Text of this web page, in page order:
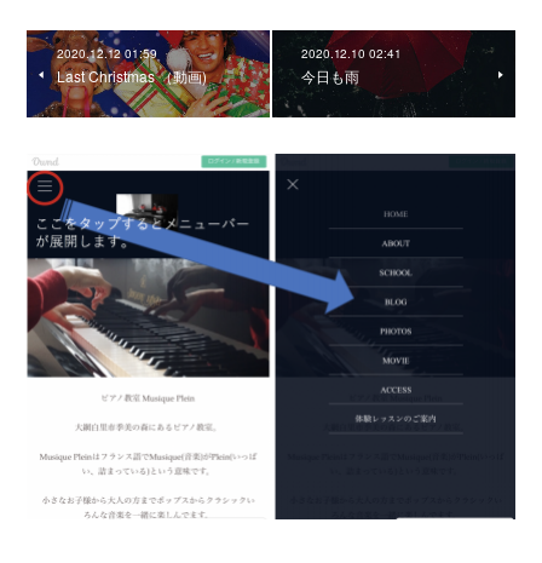
2020.12.12 01:59
Last Christmas （動画)
2020.12.10 02:41
今日も雨